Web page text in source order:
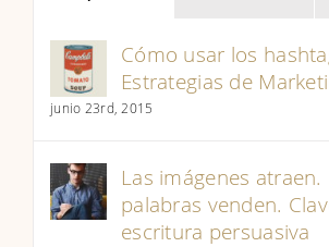
Cómo usar los
Estrategias de
junio 23rd, 2015
Las imágenes atraen.
palabras venden.
escritura persuasiva